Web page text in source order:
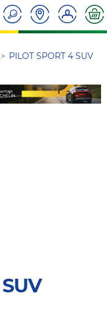
PILOT SPORT 4 SUV